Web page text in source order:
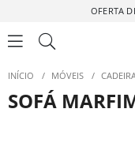
OFERTA
INÍCIO / MÓVEIS /
SOFÁ